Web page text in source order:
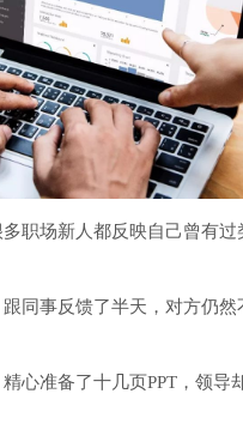
职场新人都反映自己曾有过
同事反馈了半天，对方仍然
心准备了十几页PPT，领导